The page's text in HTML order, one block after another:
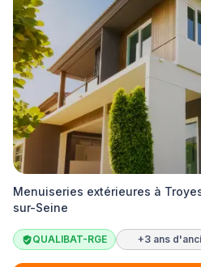
Menuiseries extérieures à
sur-Seine
QUALIBAT-RGE +3 ans